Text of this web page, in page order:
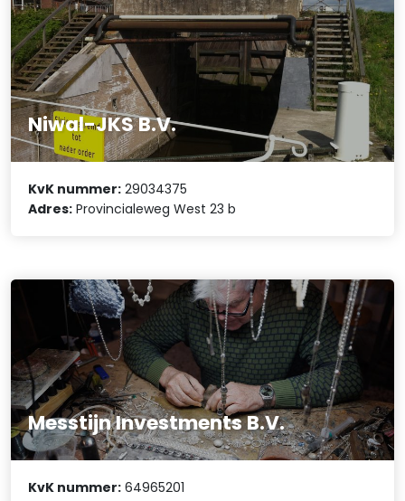
Niwal-JKS B.V.
KvK nummer: 29034375
Adres: Provincialeweg West 23 b
Messtijn Investments B.V.
KvK nummer: 64965201